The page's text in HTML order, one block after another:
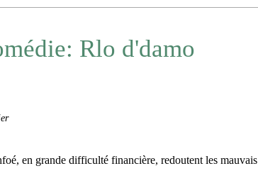
Rlo d'damo
en grande difficulté financière, redoutent les mauvais